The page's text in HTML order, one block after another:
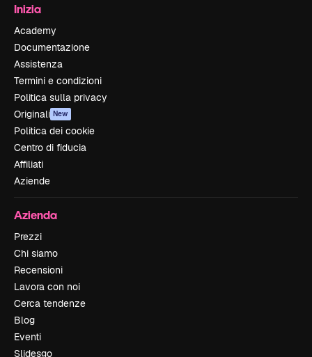
Inizia
Academy
Documentazione
Assistenza
Termini e condizioni
Politica sulla privacy
Originali New
Politica dei cookie
Centro di fiducia
Affiliati
Aziende
Azienda
Prezzi
Chi siamo
Recensioni
Lavora con noi
Cerca tendenze
Blog
Eventi
Slidesgo